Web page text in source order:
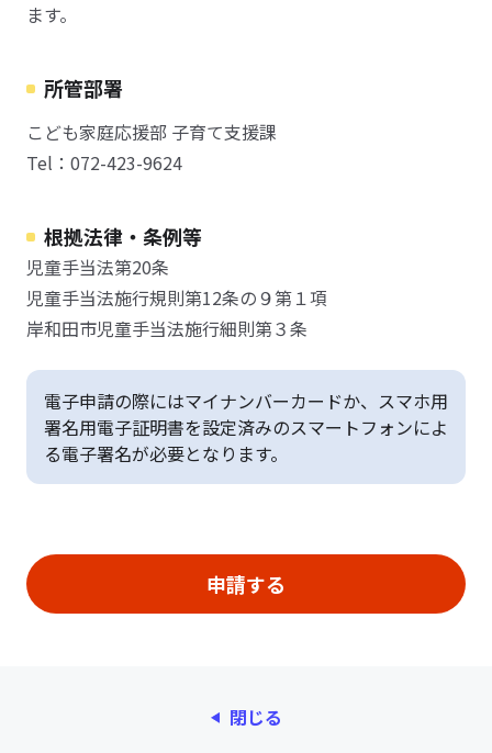
ます。
所管部署
こども家庭応援部 子育て支援課
Tel：072-423-9624
根拠法律・条例等
児童手当法第20条
児童手当法施行規則第12条の９第１項
岸和田市児童手当法施行細則第３条
電子申請の際にはマイナンバーカードか、スマホ用
署名用電子証明書を設定済みのスマートフォンによ
る電子署名が必要となります。
閉じる